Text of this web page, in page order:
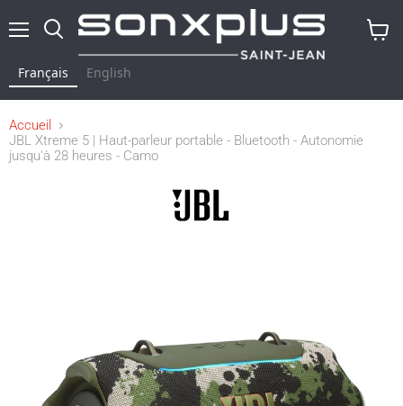
Français English
Accueil
JBL Xtreme 5 | Haut-parleur portable - Bluetooth - Autonomie
jusqu'à 28 heures - Camo